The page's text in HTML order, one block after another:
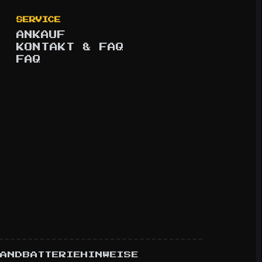
SERVICE
ANKAUF
KONTAKT & FAQ
FAQ
BATTERIEHINWEISE